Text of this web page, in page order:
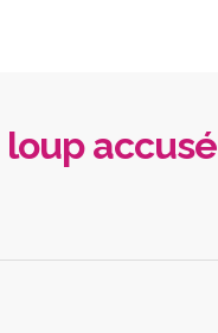
loup accusé